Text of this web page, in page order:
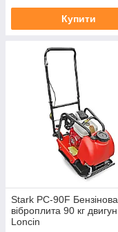
Купити
Stark PC-90F Бензінова
віброплита 90 кг двигун
Loncin